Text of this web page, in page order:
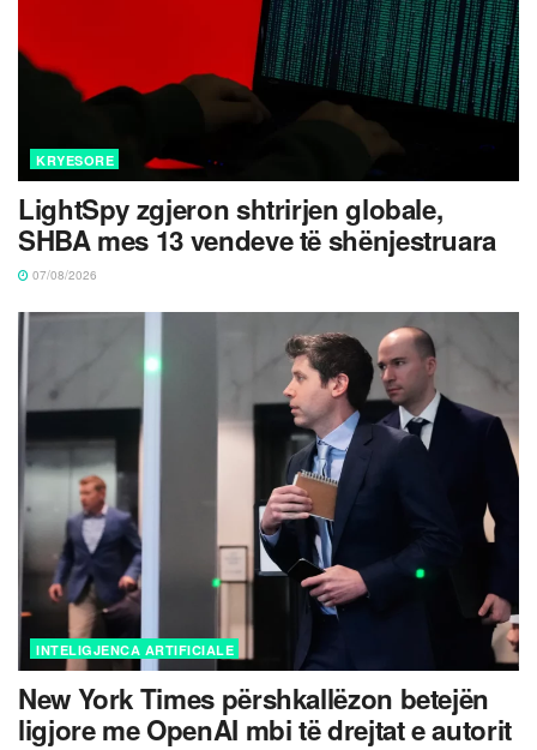
KRYESORE
LightSpy zgjeron shtrirjen globale,
SHBA mes 13 vendeve të shënjestruara
07/08/2026
INTELIGJENCA ARTIFICIALE
New York Times përshkallëzon betejën
ligjore me OpenAI mbi të drejtat e autorit